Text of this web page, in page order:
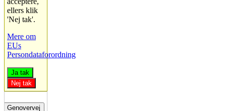
ellers klik
'Nej tak'.
Mere om
EUs
Persondataforordning
Ja tak
Nej tak
Genovervej